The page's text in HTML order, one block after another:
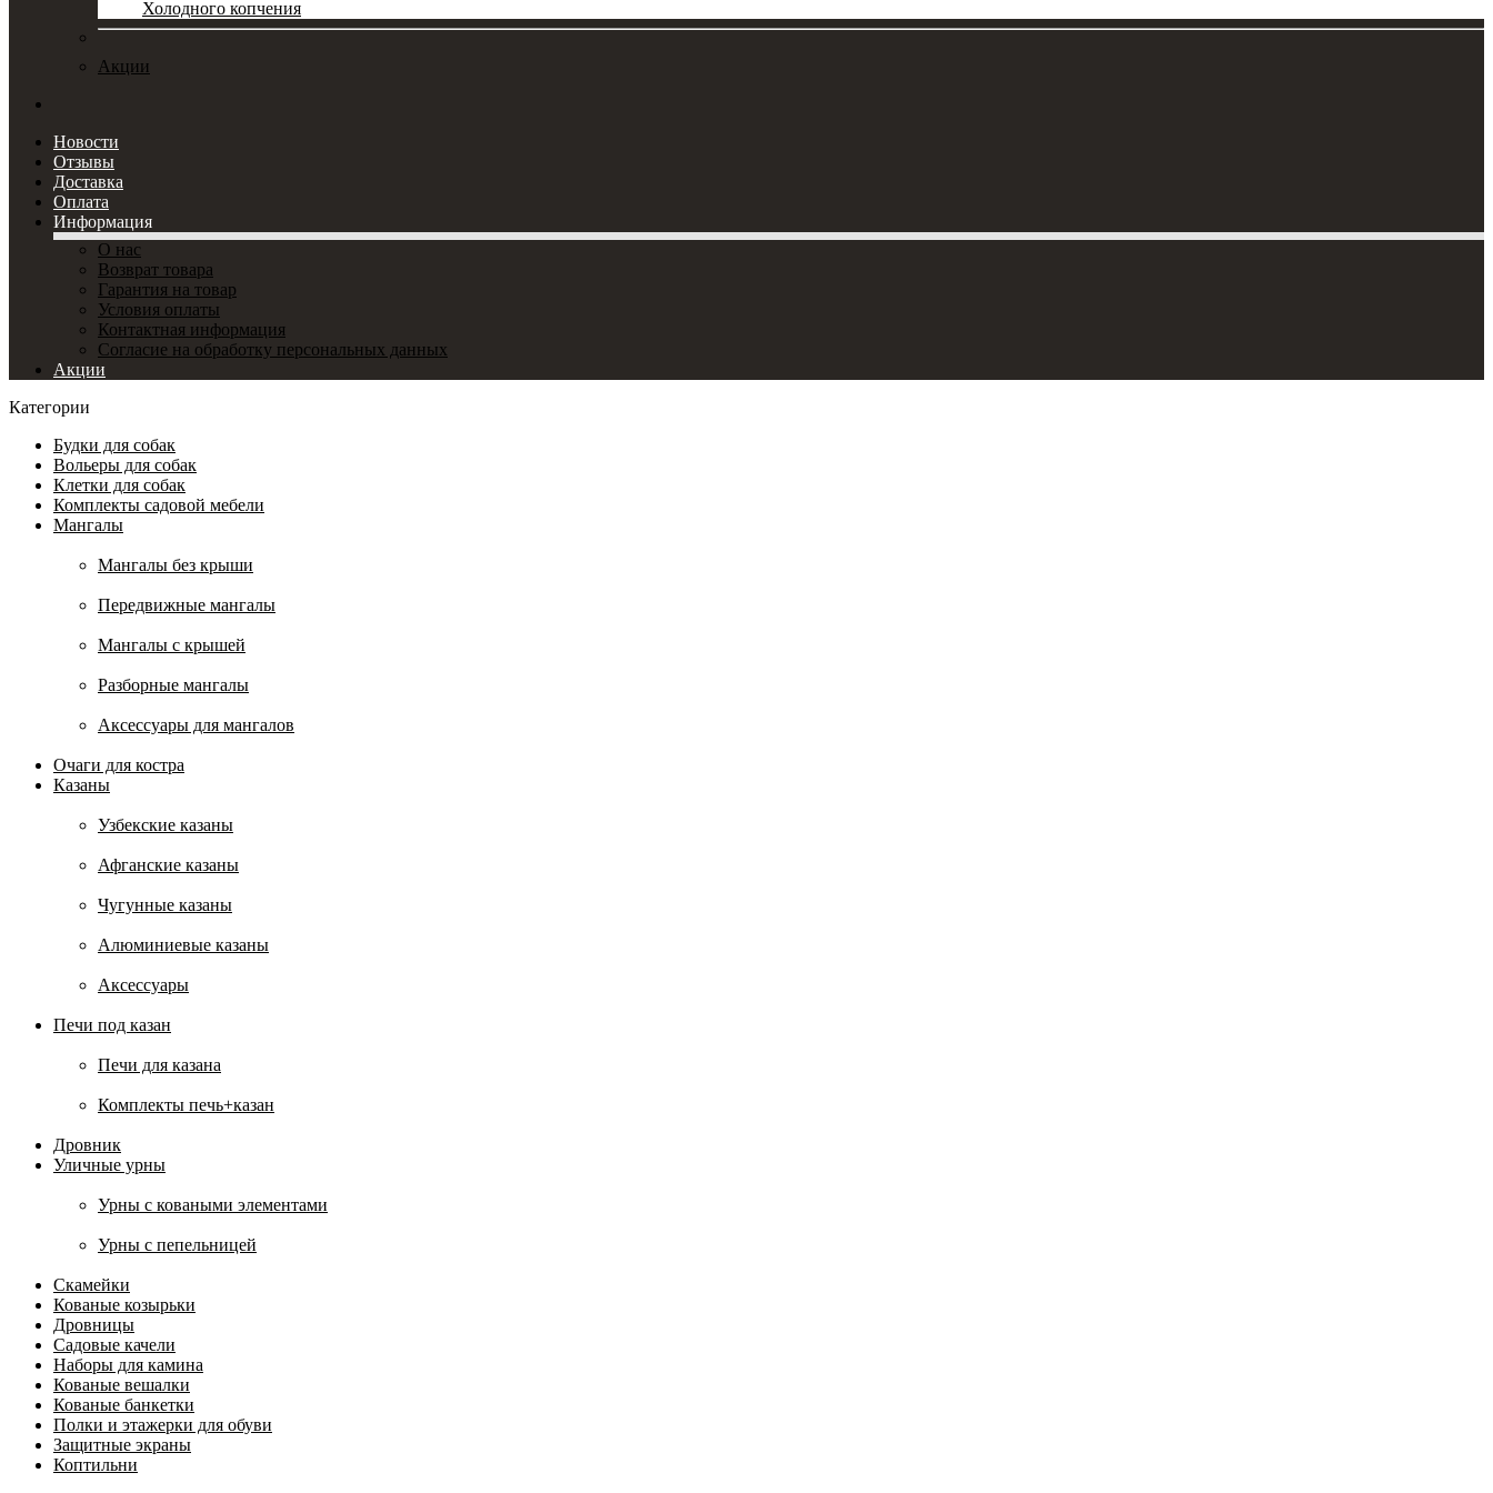
Холодного копчения
Акции
Новости
Отзывы
Доставка
Оплата
Информация
О нас
Возврат товара
Гарантия на товар
Условия оплаты
Контактная информация
Согласие на обработку персональных данных
Акции
Категории
Будки для собак
Вольеры для собак
Клетки для собак
Комплекты садовой мебели
Мангалы
Мангалы без крыши
Передвижные мангалы
Мангалы с крышей
Разборные мангалы
Аксессуары для мангалов
Очаги для костра
Казаны
Узбекские казаны
Афганские казаны
Чугунные казаны
Алюминиевые казаны
Аксессуары
Печи под казан
Печи для казана
Комплекты печь+казан
Дровник
Уличные урны
Урны с коваными элементами
Урны с пепельницей
Скамейки
Кованые козырьки
Дровницы
Садовые качели
Наборы для камина
Кованые вешалки
Кованые банкетки
Полки и этажерки для обуви
Защитные экраны
Коптильни